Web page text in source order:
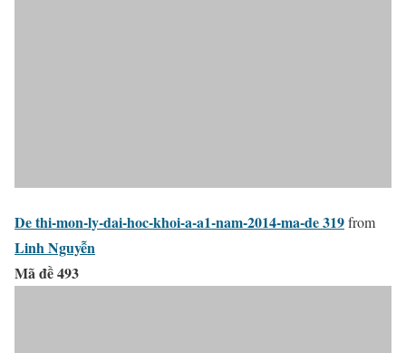
De thi-mon-ly-dai-hoc-khoi-a-a1-nam-2014-ma-de 319from
Linh Nguyễn
Mã đề 493